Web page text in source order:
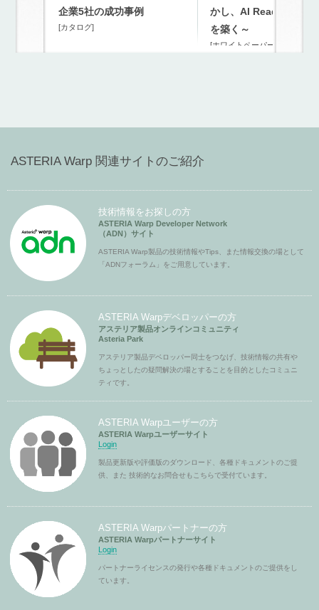
企業5社の成功事例
[カタログ]
かし、AI Readyな連携
を築く～
[ホワイトペーパー]
ASTERIA Warp 関連サイトのご紹介
技術情報をお探しの方
ASTERIA Warp Developer Network
（ADN）サイト
ASTERIA Warp製品の技術情報やTips、また情報交換の場として
「ADNフォーラム」をご用意しています。
ASTERIA Warpデベロッパーの方
アステリア製品オンラインコミュニティ
Asteria Park
アステリア製品デベロッパー同士をつなげ、技術情報の共有や
ちょっとしたの疑問解決の場とすることを目的としたコミュニ
ティです。
ASTERIA Warpユーザーの方
ASTERIA Warpユーザーサイト
Login
製品更新版や評価版のダウンロード、各種ドキュメントのご提
供、また 技術的なお問合せもこちらで受付ています。
ASTERIA Warpパートナーの方
ASTERIA Warpパートナーサイト
Login
パートナーライセンスの発行や各種ドキュメントのご提供をし
ています。